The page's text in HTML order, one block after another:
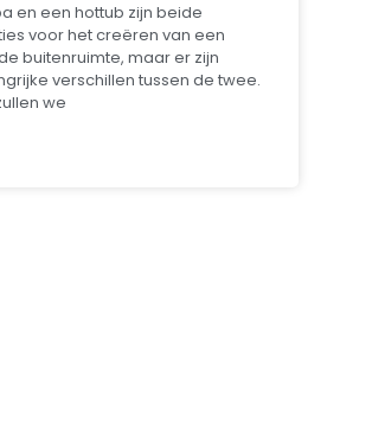
en een hottub zijn beide
voor het creëren van een
buitenruimte, maar er zijn
verschillen tussen de twee.
we